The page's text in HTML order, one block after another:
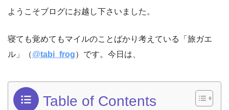
ようこそブログにお越し下さいました。
寝ても覚めてもマイルのことばかり考えている「旅ガエ
ル」（@tabi_frog）です。今日は、
Table of Contents